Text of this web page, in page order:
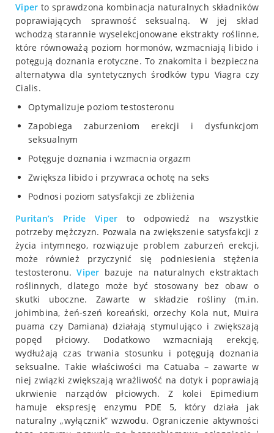
Viper to sprawdzona kombinacja naturalnych składników
poprawiających sprawność seksualną. W jej skład
wchodzą starannie wyselekcjonowane ekstrakty roślinne,
które równoważą poziom hormonów, wzmacniają libido i
potęgują doznania erotyczne. To znakomita i bezpieczna
alternatywa dla syntetycznych środków typu Viagra czy
Cialis.
Optymalizuje poziom testosteronu
Zapobiega zaburzeniom erekcji i dysfunkcjom
seksualnym
Potęguje doznania i wzmacnia orgazm
Zwiększa libido i przywraca ochotę na seks
Podnosi poziom satysfakcji ze zbliżenia
Puritan’s Pride Viperto odpowiedź na wszystkie
potrzeby mężczyzn. Pozwala na zwiększenie satysfakcji z
życia intymnego, rozwiązuje problem zaburzeń erekcji,
może również przyczynić się podniesienia stężenia
testosteronu.Viper bazuje na naturalnych ekstraktach
roślinnych, dlatego może być stosowany bez obaw o
skutki uboczne. Zawarte w składzie rośliny (m.in.
johimbina, żeń-szeń koreański, orzechy Kola nut, Muira
puama czy Damiana) działają stymulująco i zwiększają
popęd płciowy. Dodatkowo wzmacniają erekcję,
wydłużają czas trwania stosunku i potęgują doznania
seksualne. Takie właściwości ma Catuaba – zawarte w
niej związki zwiększają wrażliwość na dotyk i poprawiają
ukrwienie narządów płciowych. Z kolei Epimedium
hamuje ekspresję enzymu PDE 5, który działa jak
naturalny „wyłącznik” wzwodu. Ograniczenie aktywności